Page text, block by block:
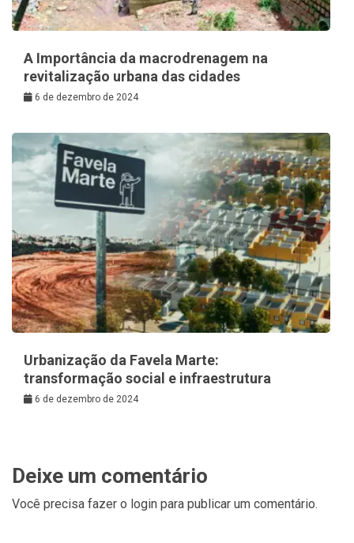
A Importância da macrodrenagem na
revitalização urbana das cidades
6 de dezembro de 2024
Urbanização da Favela Marte:
transformação social e infraestrutura
6 de dezembro de 2024
Deixe um comentário
Você precisa fazer o login para publicar um comentário.